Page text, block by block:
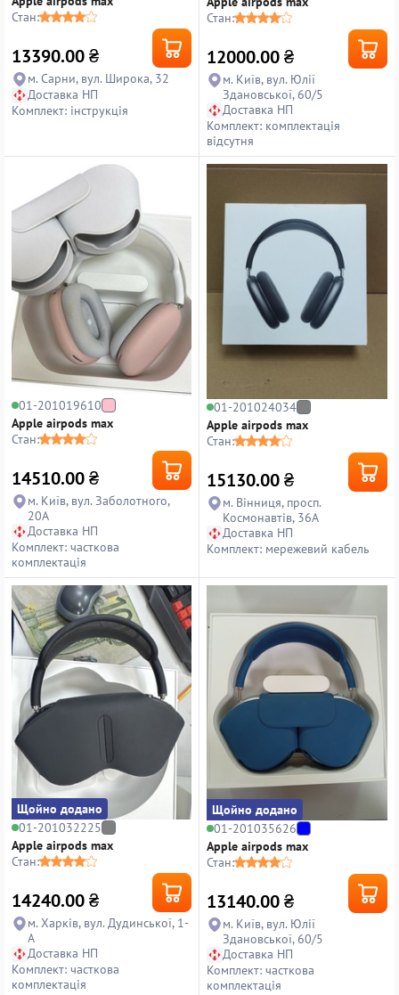
Стан:
13390.00₴
м. Сарни, вул. Широка, 32
Доставка НП
Комплект: інструкція
Стан:
12000.00₴
м. Київ, вул. Юлії
Здановської, 60/5
Доставка НП
Комплект: комплектація
відсутня
01-201019610
Apple airpods max
Стан:
14510.00₴
м. Київ, вул. Заболотного,
20А
Доставка НП
Комплект: часткова
комплектація
01-201024034
Apple airpods max
Стан:
15130.00₴
м. Вінниця, просп.
Космонавтів, 36А
Доставка НП
Комплект: мережевий кабель
Щойно додано
01-201032225
Apple airpods max
Стан:
14240.00₴
м. Харків, вул. Дудинської, 1-
А
Доставка НП
Комплект: часткова
комплектація
Щойно додано
01-201035626
Apple airpods max
Стан:
13140.00₴
м. Київ, вул. Юлії
Здановської, 60/5
Доставка НП
Комплект: часткова
комплектація